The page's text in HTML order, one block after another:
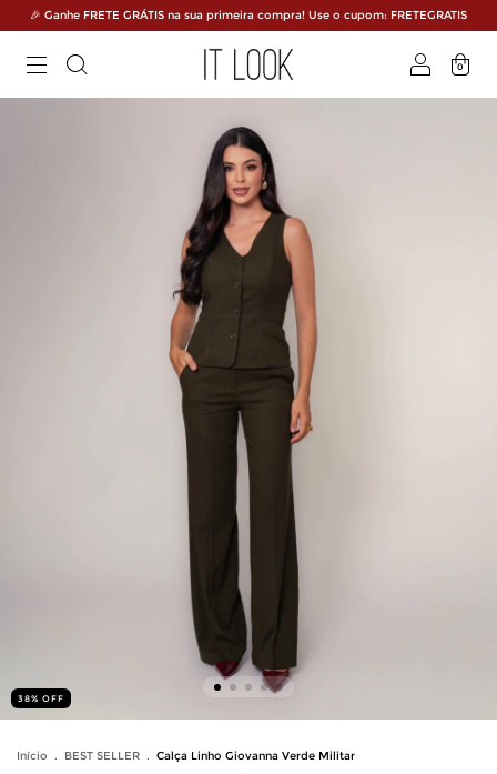
🎉 Ganhe FRETE GRÁTIS na sua primeira compra! Use o cupom: FRETEGRATIS
0
38% OFF
Início . BEST SELLER . Calça Linho Giovanna Verde Militar